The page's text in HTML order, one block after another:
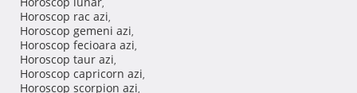
,
Horoscop rac azi,
Horoscop gemeni azi,
Horoscop fecioara azi,
Horoscop taur azi,
Horoscop capricorn azi,
Horoscop scorpion azi,